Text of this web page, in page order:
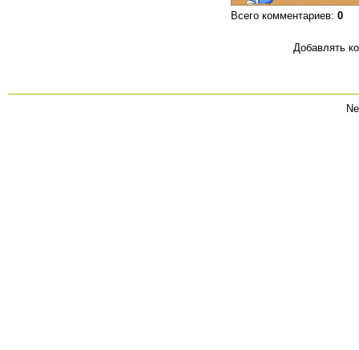
Всего комментариев: 0
Добавлять